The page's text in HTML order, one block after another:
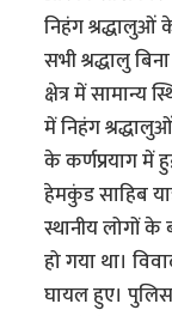
निहंग श्रद्धालुओं
सभी श्रद्धालु
क्षेत्र में सामान्य
में निहंग
के कर्णप्रयाग में
हेमकुंड साहिब
स्थानीय लोगों
हो गया था।
घायल हुए।